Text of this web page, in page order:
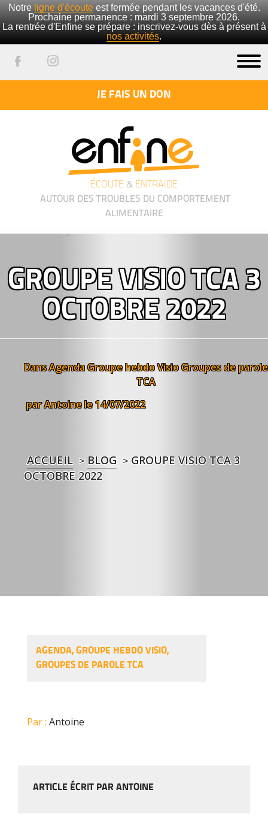
Notre ligne d'écouteest fermée pendant les vacances d'été.
Prochaine permanence : mardi 3 septembre 2026.
La rentrée d'Enfine se prépare : inscrivez-vous dès à présent à
nos activités.
JE FAIS UN DON
ÉCOUTE & ENTRAIDE
AUTOUR DES TROUBLES DU COMPORTEMENT
ALIMENTAIRE
');">
GROUPE VISIO TCA 3
OCTOBRE 2022
DansAgendaGroupe hebdo VisioGroupes de parole
TCA
par Antoinele 14/07/2022
ACCUEIL > BLOG > GROUPE VISIO TCA 3
OCTOBRE 2022
AGENDA, GROUPE HEBDO VISIO,
GROUPES DE PAROLE TCA
Par : Antoine
ARTICLE ÉCRIT PAR ANTOINE